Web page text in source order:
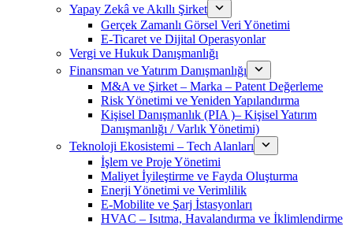
Yapay Zekâ ve Akıllı Şirket
Gerçek Zamanlı Görsel Veri Yönetimi
E-Ticaret ve Dijital Operasyonlar
Vergi ve Hukuk Danışmanlığı
Finansman ve Yatırım Danışmanlığı
M&A ve Şirket – Marka – Patent Değerleme
Risk Yönetimi ve Yeniden Yapılandırma
Kişisel Danışmanlık (PIA )– Kişisel Yatırım
Danışmanlığı / Varlık Yönetimi)
Teknoloji Ekosistemi – Tech Alanları
İşlem ve Proje Yönetimi
Maliyet İyileştirme ve Fayda Oluşturma
Enerji Yönetimi ve Verimlilik
E-Mobilite ve Şarj İstasyonları
HVAC – Isıtma, Havalandırma ve İklimlendirme